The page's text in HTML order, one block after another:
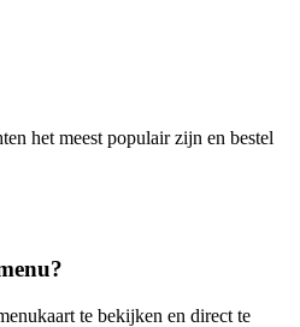
het meest populair zijn en bestel
te bekijken en direct te